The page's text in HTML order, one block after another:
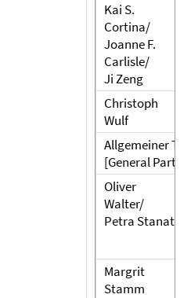
Kai S.
Cortina/
Joanne F.
Carlisle/
Ji Zeng
Christoph
Wulf
Allgemeiner Teil
[General Part]
Oliver
Walter/
Petra Stanat
Margrit
Stamm